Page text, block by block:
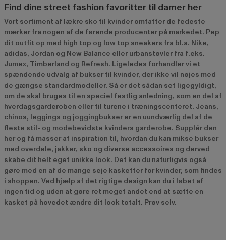
Find dine street fashion favoritter til damer her
Vort sortiment af lækre sko til kvinder omfatter de fedeste
mærker fra nogen af de førende producenter på markedet. Pep
dit outfit op med high top og low top sneakers fra bl.a. Nike,
adidas, Jordan og New Balance eller urbanstøvler fra f.eks.
Jumex, Timberland og Refresh. Ligeledes forhandler vi et
spændende udvalg af bukser til kvinder, der ikke vil nøjes med
de gængse standardmodeller. Så er det sådan set ligegyldigt,
om de skal bruges til en speciel festlig anledning, som en del af
hverdagsgarderoben eller til turene i træningscenteret. Jeans,
chinos, leggings og joggingbukser er en uundværlig del af de
fleste stil- og modebevidste kvinders garderobe. Supplér den
her og få masser af inspiration til, hvordan du kan mikse bukser
med overdele, jakker, sko og diverse accessoires og derved
skabe dit helt eget unikke look. Det kan du naturligvis også
gøre med en af de mange seje kasketter for kvinder, som findes
i shoppen. Ved hjælp af det rigtige design kan du i løbet af
ingen tid og uden at gøre ret meget andet end at sætte en
kasket på hovedet ændre dit look totalt. Prøv selv.